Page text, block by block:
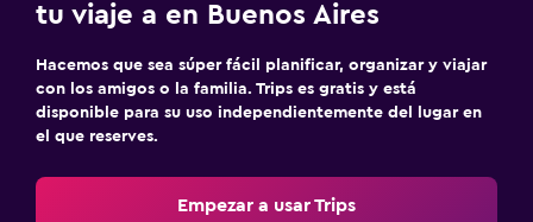
tu viaje a en Buenos Aires
Hacemos que sea súper fácil planificar, organizar y viajar
con los amigos o la familia. Trips es gratis y está
disponible para su uso independientemente del lugar en
el que reserves.
Empezar a usar Trips